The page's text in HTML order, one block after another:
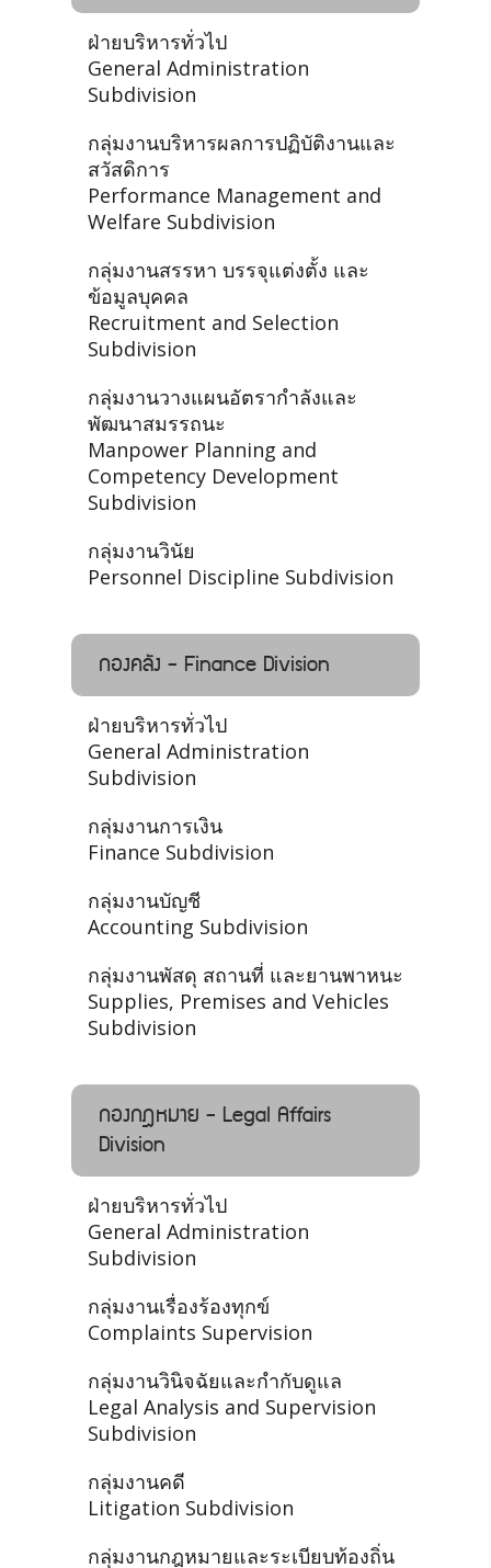
ฝ่ายบริหารทั่วไป
General Administration
Subdivision
กลุ่มงานบริหารผลการปฏิบัติงานและ
สวัสดิการ
Performance Management and
Welfare Subdivision
กลุ่มงานสรรหา บรรจุแต่งตั้ง และ
ข้อมูลบุคคล
Recruitment and Selection
Subdivision
กลุ่มงานวางแผนอัตรากำลังและ
พัฒนาสมรรถนะ
Manpower Planning and
Competency Development
Subdivision
กลุ่มงานวินัย
Personnel Discipline Subdivision
กองคลัง - Finance Division
ฝ่ายบริหารทั่วไป
General Administration
Subdivision
กลุ่มงานการเงิน
Finance Subdivision
กลุ่มงานบัญชี
Accounting Subdivision
กลุ่มงานพัสดุ สถานที่ และยานพาหนะ
Supplies, Premises and Vehicles
Subdivision
กองกฎหมาย - Legal Affairs
Division
ฝ่ายบริหารทั่วไป
General Administration
Subdivision
กลุ่มงานเรื่องร้องทุกข์
Complaints Supervision
กลุ่มงานวินิจฉัยและกำกับดูแล
Legal Analysis and Supervision
Subdivision
กลุ่มงานคดี
Litigation Subdivision
กลุ่มงานกฎหมายและระเบียบท้องถิ่น